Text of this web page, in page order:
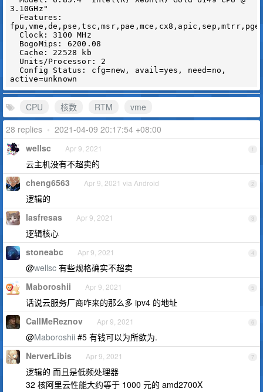
3.10GHz"
CPU 核数 RTM
vme
28 replies • 2021-04-09 20:17:54 +08:00
1
wellsc Apr 9, 2021
云主机没有不超卖的
2
cheng6563 Apr 9, 2021 via Android
逻辑的
3
lasfresas Apr 9, 2021
逻辑核心
4
stoneabc Apr 9, 2021
@wellsc 有些规格确实不超卖
5
Maboroshii Apr 9, 2021
话说云服务厂商咋来的那么多 ipv4 的地址
6
CallMeReznov Apr 9, 2021
@Maboroshii #5 有钱可以为所欲为.
7
NerverLibis Apr 9, 2021
逻辑的 而且是低频处理器
32 核阿里云性能大约等于 1000 元的 amd2700X